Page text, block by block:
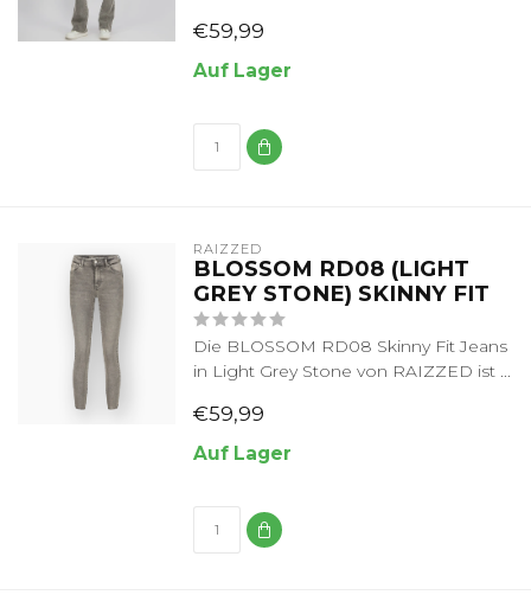
€59,99
Auf Lager
RAIZZED
BLOSSOM RD08 (LIGHT
GREY STONE) SKINNY FIT
Die BLOSSOM RD08 Skinny Fit Jeans
in Light Grey Stone von RAIZZED ist ...
€59,99
Auf Lager